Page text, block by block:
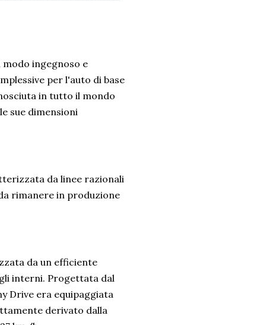
ingegnoso e
per l'auto di base
in tutto il mondo
sue dimensioni
da linee razionali
rimanere in produzione
da un efficiente
interni. Progettata dal
Drive era equipaggiata
derivato dalla